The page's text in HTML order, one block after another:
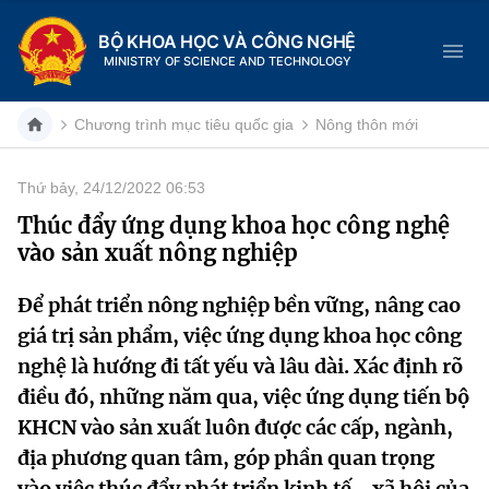
BỘ KHOA HỌC VÀ CÔNG NGHỆ
MINISTRY OF SCIENCE AND TECHNOLOGY
Danh mục
Trang chủ
Giới thiệu
Chức năng nhiệm vụ
Cơ cấu tổ chức
Lịch sử phát triển
Tin tức sự kiện
Khoa học và Công nghệ
Đổi mới sáng tạo
Dịch vụ công
Hệ thống văn bản
Chương trình mục tiêu quốc gia Nông thôn mới
Thứ bảy, 24/12/2022 06:53
Thúc đẩy ứng dụng khoa học công nghệ
vào sản xuất nông nghiệp
Để phát triển nông nghiệp bền vững, nâng cao
giá trị sản phẩm, việc ứng dụng khoa học công
nghệ là hướng đi tất yếu và lâu dài. Xác định rõ
điều đó, những năm qua, việc ứng dụng tiến bộ
KHCN vào sản xuất luôn được các cấp, ngành,
địa phương quan tâm, góp phần quan trọng